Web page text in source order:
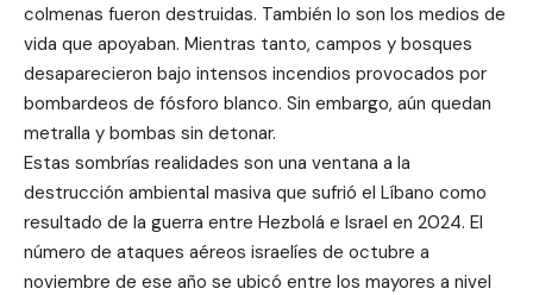
colmenas fueron destruidas. También lo son los medios de
vida que apoyaban. Mientras tanto, campos y bosques
desaparecieron bajo intensos incendios provocados por
bombardeos de fósforo blanco. Sin embargo, aún quedan
metralla y bombas sin detonar.
Estas sombrías realidades son una ventana a la
destrucción ambiental masiva que sufrió el Líbano como
resultado de la guerra entre Hezbolá e Israel en 2024. El
número de ataques aéreos israelíes de octubre a
noviembre de ese año se ubicó entre los mayores a nivel